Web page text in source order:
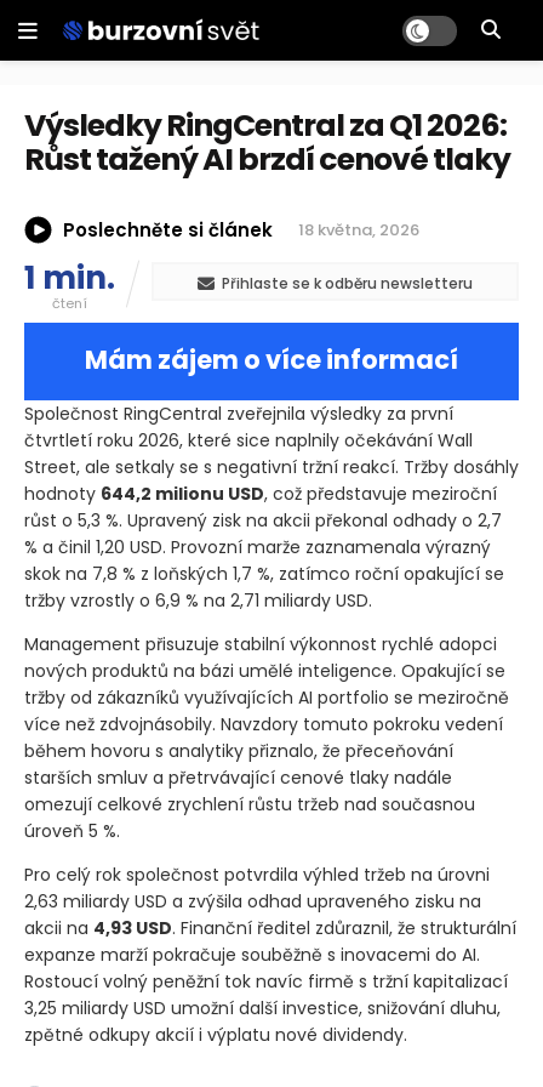
Výsledky RingCentral za Q1 2026:
Růst tažený AI brzdí cenové tlaky
Poslechněte si článek 18 května, 2026
1 min.
čtení
Přihlaste se k odběru newsletteru
Mám zájem o více informací
Společnost RingCentral zveřejnila výsledky za první
čtvrtletí roku 2026, které sice naplnily očekávání Wall
Street, ale setkaly se s negativní tržní reakcí. Tržby dosáhly
hodnoty 644,2 milionu USD, což představuje meziroční
růst o 5,3 %. Upravený zisk na akcii překonal odhady o 2,7
% a činil 1,20 USD. Provozní marže zaznamenala výrazný
skok na 7,8 % z loňských 1,7 %, zatímco roční opakující se
tržby vzrostly o 6,9 % na 2,71 miliardy USD.
Management přisuzuje stabilní výkonnost rychlé adopci
nových produktů na bázi umělé inteligence. Opakující se
tržby od zákazníků využívajících AI portfolio se meziročně
více než zdvojnásobily. Navzdory tomuto pokroku vedení
během hovoru s analytiky přiznalo, že přeceňování
starších smluv a přetrvávající cenové tlaky nadále
omezují celkové zrychlení růstu tržeb nad současnou
úroveň 5 %.
Pro celý rok společnost potvrdila výhled tržeb na úrovni
2,63 miliardy USD a zvýšila odhad upraveného zisku na
akcii na 4,93 USD. Finanční ředitel zdůraznil, že strukturální
expanze marží pokračuje souběžně s inovacemi do AI.
Rostoucí volný peněžní tok navíc firmě s tržní kapitalizací
3,25 miliardy USD umožní další investice, snižování dluhu,
zpětné odkupy akcií i výplatu nové dividendy.